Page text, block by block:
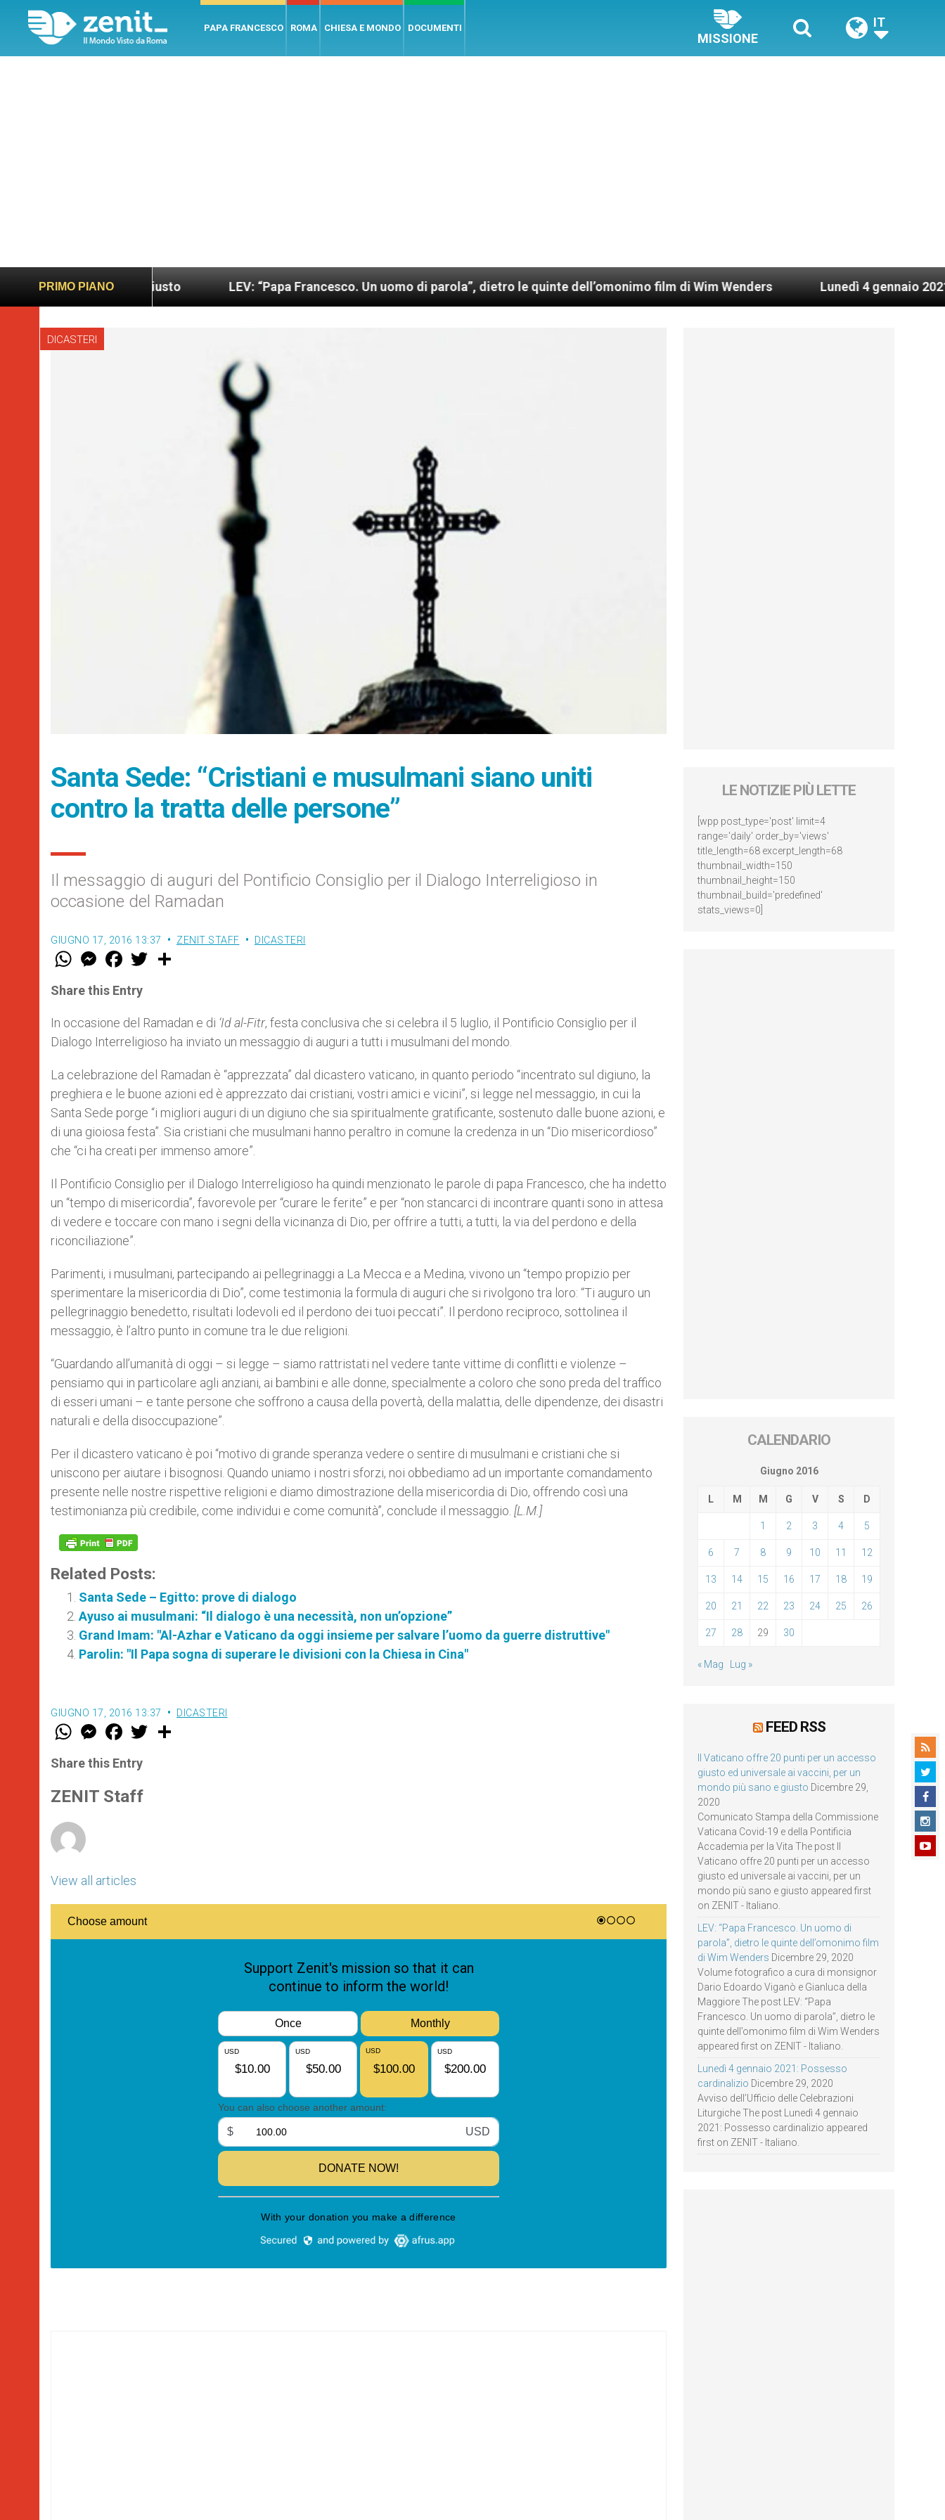
PAPA FRANCESCO ROMA CHIESA E MONDO DOCUMENTI
MISSIONE
IT
PRIMO PIANO
più sano e giusto LEV: “Papa Francesco. Un uomo di parola”, dietro le quinte dell’omonimo film di Wim Wenders Lunedì 4 gennaio 2021: Possesso
DICASTERI
Santa Sede: “Cristiani e musulmani siano uniti
contro la tratta delle persone”
Il messaggio di auguri del Pontificio Consiglio per il Dialogo Interreligioso in
occasione del Ramadan
GIUGNO 17, 2016 13:37 ZENIT STAFF DICASTERI
W
t
s
p
p
M
e
s
e
g
e
r
F
a
e
b
o
k
w
r
Share this Entry
In occasione del Ramadan e di ‘Id al-Fitr, festa conclusiva che si celebra il 5 luglio, il Pontificio Consiglio per il
Dialogo Interreligioso ha inviato un messaggio di auguri a tutti i musulmani del mondo.
La celebrazione del Ramadan è “apprezzata” dal dicastero vaticano, in quanto periodo “incentrato sul digiuno, la
preghiera e le buone azioni ed è apprezzato dai cristiani, vostri amici e vicini”, si legge nel messaggio, in cui la
Santa Sede porge “i migliori auguri di un digiuno che sia spiritualmente gratificante, sostenuto dalle buone azioni, e
di una gioiosa festa”. Sia cristiani che musulmani hanno peraltro in comune la credenza in un “Dio misericordioso”
che “ci ha creati per immenso amore”.
Il Pontificio Consiglio per il Dialogo Interreligioso ha quindi menzionato le parole di papa Francesco, che ha indetto
un “tempo di misericordia”, favorevole per “curare le ferite” e per “non stancarci di incontrare quanti sono in attesa
di vedere e toccare con mano i segni della vicinanza di Dio, per offrire a tutti, a tutti, la via del perdono e della
riconciliazione”.
Parimenti, i musulmani, partecipando ai pellegrinaggi a La Mecca e a Medina, vivono un “tempo propizio per
sperimentare la misericordia di Dio”, come testimonia la formula di auguri che si rivolgono tra loro: “Ti auguro un
pellegrinaggio benedetto, risultati lodevoli ed il perdono dei tuoi peccati”. Il perdono reciproco, sottolinea il
messaggio, è l’altro punto in comune tra le due religioni.
“Guardando all’umanità di oggi – si legge – siamo rattristati nel vedere tante vittime di conflitti e violenze –
pensiamo qui in particolare agli anziani, ai bambini e alle donne, specialmente a coloro che sono preda del traffico
di esseri umani – e tante persone che soffrono a causa della povertà, della malattia, delle dipendenze, dei disastri
naturali e della disoccupazione”.
Per il dicastero vaticano è poi “motivo di grande speranza vedere o sentire di musulmani e cristiani che si
uniscono per aiutare i bisognosi. Quando uniamo i nostri sforzi, noi obbediamo ad un importante comandamento
presente nelle nostre rispettive religioni e diamo dimostrazione della misericordia di Dio, offrendo così una
testimonianza più credibile, come individui e come comunità”, conclude il messaggio. [L.M.]
Related Posts:
Santa Sede – Egitto: prove di dialogo
Ayuso ai musulmani: “Il dialogo è una necessità, non un’opzione”
Grand Imam: "Al-Azhar e Vaticano da oggi insieme per salvare l’uomo da guerre distruttive"
Parolin: "Il Papa sogna di superare le divisioni con la Chiesa in Cina"
GIUGNO 17, 2016 13:37 DICASTERI
W
t
s
p
p
M
e
s
e
g
e
F
a
e
b
o
k
w
Share this Entry
ZENIT Staff
View all articles
LE NOTIZIE PIÙ LETTE
[wpp post_type='post' limit=4
range='daily' order_by='views'
title_length=68 excerpt_length=68
thumbnail_width=150
thumbnail_height=150
thumbnail_build='predefined'
stats_views=0]
CALENDARIO
Giugno 2016
L M M G V S D
1 2 3 4 5
6 7 8 9 10 11 12
13 14 15 16 17 18 19
20 21 22 23 24 25 26
27 28 29 30
« Mag Lug »
FEED RSS
Il Vaticano offre 20 punti per un accesso
giusto ed universale ai vaccini, per un
mondo più sano e giusto Dicembre 29,
2020
Comunicato Stampa della Commissione
Vaticana Covid-19 e della Pontificia
Accademia per la Vita The post Il
Vaticano offre 20 punti per un accesso
giusto ed universale ai vaccini, per un
mondo più sano e giusto appeared first
on ZENIT - Italiano.
LEV: “Papa Francesco. Un uomo di
parola”, dietro le quinte dell’omonimo film
di Wim Wenders Dicembre 29, 2020
Volume fotografico a cura di monsignor
Dario Edoardo Viganò e Gianluca della
Maggiore The post LEV: “Papa
Francesco. Un uomo di parola”, dietro le
quinte dell’omonimo film di Wim Wenders
appeared first on ZENIT - Italiano.
Lunedì 4 gennaio 2021: Possesso
cardinalizio Dicembre 29, 2020
Avviso dell’Ufficio delle Celebrazioni
Liturgiche The post Lunedì 4 gennaio
2021: Possesso cardinalizio appeared
first on ZENIT - Italiano.